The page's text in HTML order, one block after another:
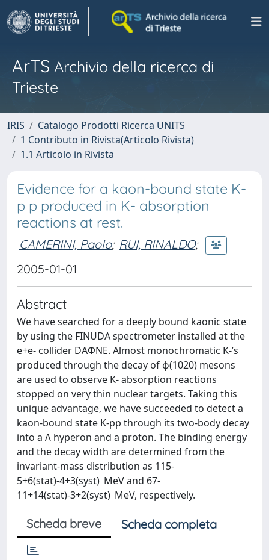
ArTS Archivio della ricerca di
Trieste
IRIS
Catalogo Prodotti Ricerca UNITS
1 Contributo in Rivista(Articolo Rivista)
1.1 Articolo in Rivista
Evidence for a kaon-bound state K-
p p produced in K- absorption
reactions at rest.
CAMERINI, Paolo; RUI, RINALDO;
2005-01-01
Abstract
We have searched for a deeply bound kaonic state
by using the FINUDA spectrometer installed at the
e+e- collider DAΦNE. Almost monochromatic K-’s
produced through the decay of ϕ(1020) mesons
are used to observe K- absorption reactions
stopped on very thin nuclear targets. Taking this
unique advantage, we have succeeded to detect a
kaon-bound state K-pp through its two-body decay
into a Λ hyperon and a proton. The binding energy
and the decay width are determined from the
invariant-mass distribution as 115-
5+6(stat)-4+3(syst) MeV and 67-
11+14(stat)-3+2(syst) MeV, respectively.
Scheda breve Scheda completa